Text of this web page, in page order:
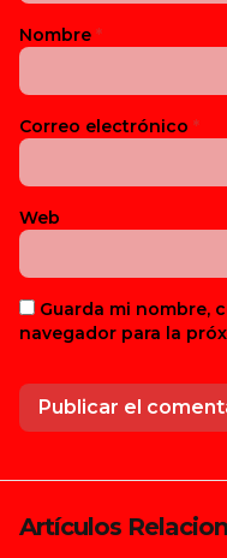
Nombre *
Correo electrónico *
Web
Guarda mi nombre,
navegador para la
Artículos